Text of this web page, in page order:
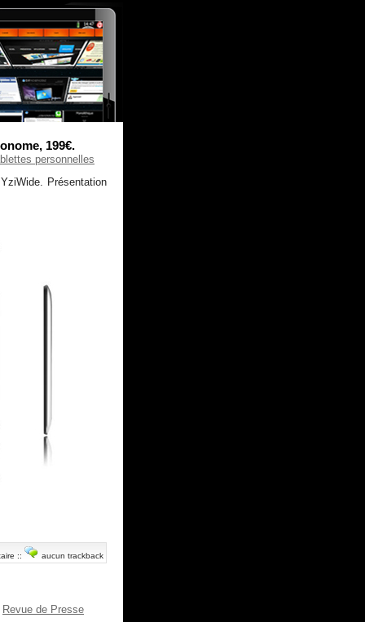
199€.
personnelles
Présentation
:: aucun trackback
Revue de Presse